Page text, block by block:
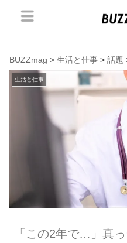
BUZZmag > 生活と仕事 > 話題
生活と仕事
「この2年で…」真